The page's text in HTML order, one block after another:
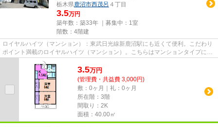
栃木県鹿沼市西茂呂 ４丁目
3.5万円
築年数：築33年 ｜募集中： 1室
階数：4階建
ロイヤルハイツ（マンション）：東武日光線新鹿沼駅にも近くて便利。こだわり
ポイント満載のロイヤルハイツ（マンション）。こちらはマンションタイプにな
ります。2駅利用可能でとても...
3.5万円
(管理費・共益費 3,000円)
敷：0ヶ月｜礼：0ヶ月
所在階：3階
間取り：2K
面積：40.00㎡